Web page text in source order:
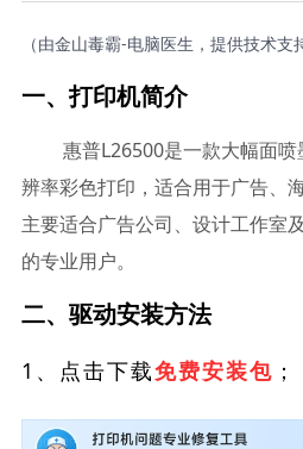
（由金山毒霸-电脑医生，提供技术支
一、打印机简介
惠普L26500是一款大幅面
辨率彩色打印，适合用于广告、
主要适合广告公司、设计工作室
的专业用户。
二、驱动安装方法
1、点击下载免费安装包 ；